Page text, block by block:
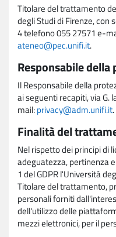
Titolare del trattamento
degli Studi di Firenze, con
4 telefono 055 27571 e-
ateneo@pec.unifi.it.
Responsabile
Il Responsabile della
ai seguenti recapiti, via G.
mail:privacy@adm.unifi.it.
Finalità del
Nel rispetto dei principi di
adeguatezza, pertinenza
1 del GDPR l'Università
Titolare del trattamento,
personali forniti
dell'utilizzo delle
mezzi elettronici, per il